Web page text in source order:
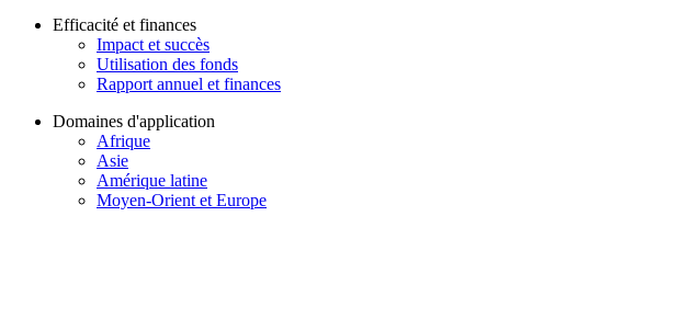
Efficacité et finances
Impact et succès
Utilisation des fonds
Rapport annuel et finances
Domaines d'application
Afrique
Asie
Amérique latine
Moyen-Orient et Europe